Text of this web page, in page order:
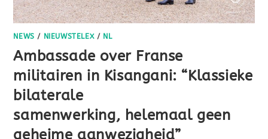
NEWS / NIEUWSTELEX/ NL
Ambassade over Franse
militairen in Kisangani: “Klassieke
bilaterale
samenwerking, helemaal geen
geheime aanwezigheid”